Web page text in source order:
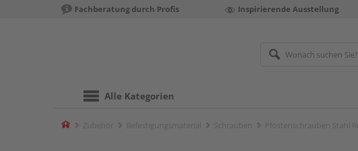
Fachberatung durch Profis Inspirierende Ausstellung
Alle Kategorien
Home